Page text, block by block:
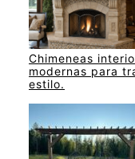
Chimeneas
modernas para
estilo.